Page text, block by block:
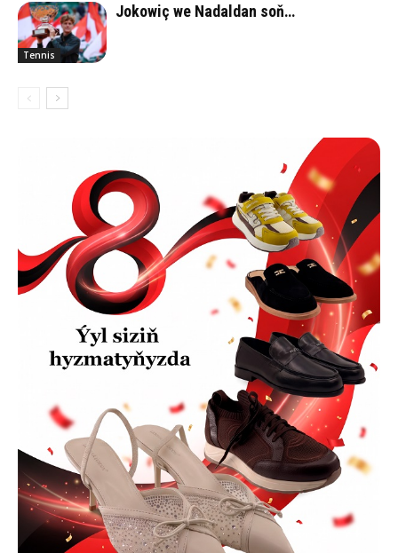
Tennis
Jokowiç we Nadaldan soň…